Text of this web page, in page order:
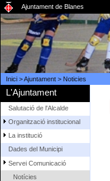
Ajuntament de Blanes
Inici>Ajuntament> Noticies
L'Ajuntament
Salutació de l'Alcalde
Organització institucional
La institució
Dades del Municipi
Servei Comunicació
Notícies